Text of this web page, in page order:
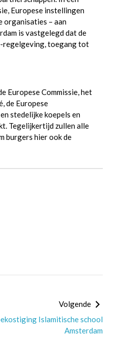
Europese instellingen
organisaties – aan
is vastgelegd dat de
regelgeving, toegang tot
Europese Commissie, het
de Europese
stedelijke koepels en
Tegelijkertijd zullen alle
burgers hier ook de
Volgende
Islamitische school
Amsterdam